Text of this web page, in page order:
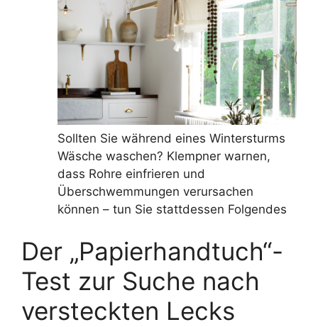
Sollten Sie während eines Wintersturms
Wäsche waschen? Klempner warnen,
dass Rohre einfrieren und
Überschwemmungen verursachen
können – tun Sie stattdessen Folgendes
Der „Papierhandtuch“-
Test zur Suche nach
versteckten Lecks